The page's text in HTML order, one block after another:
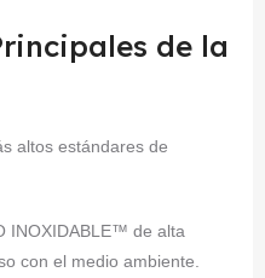
de la
altos estándares de
INOXIDABLE™ de alta
con el medio ambiente.